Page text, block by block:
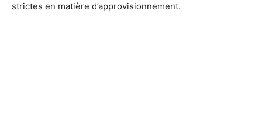
strictes en matière d’approvisionnement.